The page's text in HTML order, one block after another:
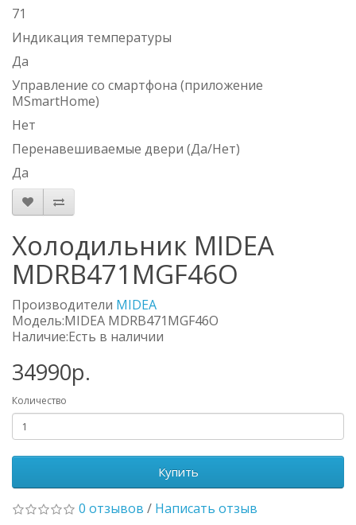
71
Индикация температуры
Да
Управление со смартфона (приложение
MSmartHome)
Нет
Перенавешиваемые двери (Да/Нет)
Да
Холодильник MIDEA
MDRB471MGF46O
Производители MIDEA
Модель:MIDEA MDRB471MGF46O
Наличие:Есть в наличии
34990р.
Количество
Купить
0 отзывов / Написать отзыв